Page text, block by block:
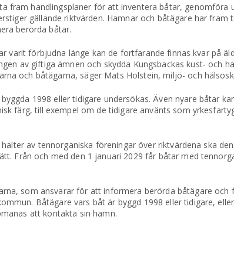
fram handlingsplaner för att inventera båtar, genomföra
gällande riktvärden. Hamnar och båtägare har fram
berörda båtar.
varit förbjudna länge kan de fortfarande finnas kvar på
av giftiga ämnen och skydda Kungsbackas kust- och
och båtägarna, säger Mats Holstein, miljö- och
1998 eller tidigare undersökas. Även nyare båtar
färg, till exempel om de tidigare använts som
av tennorganiska föreningar över riktvärdena ska
Från och med den 1 januari 2029 får båtar med
som ansvarar för att informera berörda båtägare
Båtägare vars båt är byggd 1998 eller tidigare,
att kontakta sin hamn.